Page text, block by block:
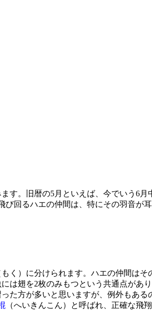
。旧暦の5月といえば、今でいう6
回るハエの仲間は、特にその羽音が
く）に分けられます。ハエの仲間はそ
は翅を2枚のみもつという共通点があり
方が多いと思いますが、例外もあ
（へいきんこん）と呼ばれ、正確な飛